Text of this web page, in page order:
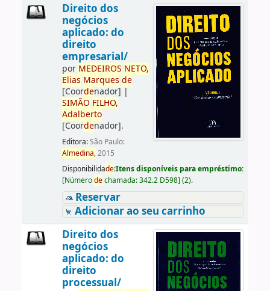
Direito dos
negócios
aplicado: do
direito
empresarial/
por MEDEIROS NETO,
Elias Marques de
[Coordenador] |
SIMÃO FILHO,
Adalberto
[Coordenador].
Editora:São Paulo:
Almedina,2015
Disponibilidade:Itens disponíveis para empréstimo:
[Númerodechamada:342.2 D598] (2).
Reservar
Adicionar ao seu carrinho
Direito dos
negócios
aplicado: do
direito
processual/